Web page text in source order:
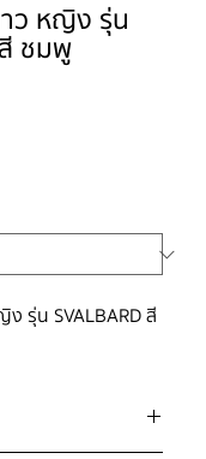
าว หญิง รุ่น
ชมพู
รุ่น SVALBARD สี